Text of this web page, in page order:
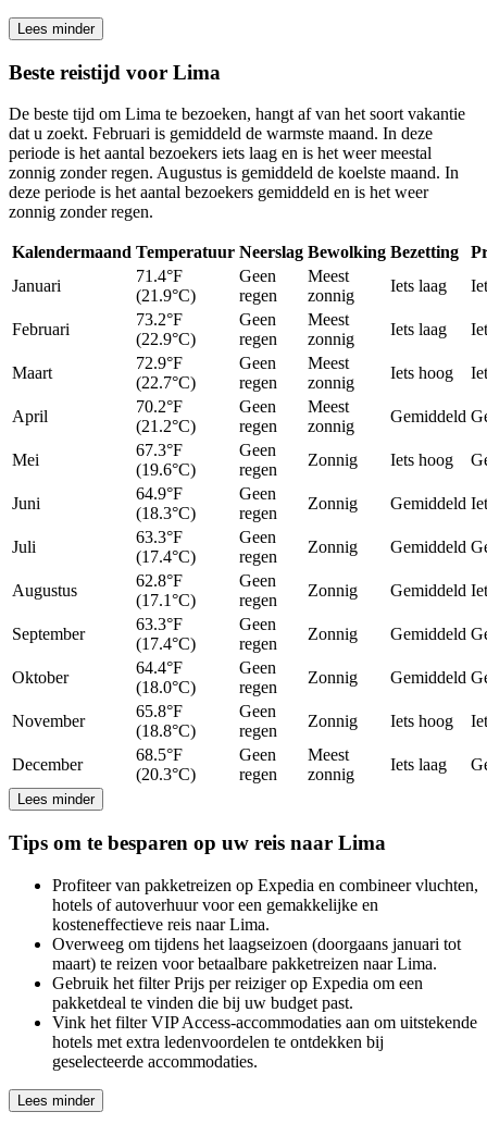
Lees minder
Beste reistijd voor Lima
De beste tijd om Lima te bezoeken, hangt af van het soort vakantie
dat u zoekt. Februari is gemiddeld de warmste maand. In deze
periode is het aantal bezoekers iets laag en is het weer meestal
zonnig zonder regen. Augustus is gemiddeld de koelste maand. In
deze periode is het aantal bezoekers gemiddeld en is het weer
zonnig zonder regen.
Kalendermaand Temperatuur Neerslag Bewolking Bezetting
Januari
71.4°F
(21.9°C)
Geen
regen
Meest
zonnig
Iets laag
Februari
73.2°F
(22.9°C)
Geen
regen
Meest
zonnig
Iets laag
Maart
72.9°F
(22.7°C)
Geen
regen
Meest
zonnig
Iets hoog
April
70.2°F
(21.2°C)
Geen
regen
Meest
zonnig
Gemiddeld
Mei
67.3°F
(19.6°C)
Geen
regen
Zonnig Iets hoog
Juni
64.9°F
(18.3°C)
Geen
regen
Zonnig Gemiddeld
Juli
63.3°F
(17.4°C)
Geen
regen
Zonnig Gemiddeld
Augustus
62.8°F
(17.1°C)
Geen
regen
Zonnig Gemiddeld
September
63.3°F
(17.4°C)
Geen
regen
Zonnig Gemiddeld
Oktober
64.4°F
(18.0°C)
Geen
regen
Zonnig Gemiddeld
November
65.8°F
(18.8°C)
Geen
regen
Zonnig Iets hoog
December
68.5°F
(20.3°C)
Geen
regen
Meest
zonnig
Iets laag
Lees minder
Tips om te besparen op uw reis naar Lima
Profiteer van pakketreizen op Expedia en combineer vluchten,
hotels of autoverhuur voor een gemakkelijke en
kosteneffectieve reis naar Lima.
Overweeg om tijdens het laagseizoen (doorgaans januari tot
maart) te reizen voor betaalbare pakketreizen naar Lima.
Gebruik het filter Prijs per reiziger op Expedia om een
pakketdeal te vinden die bij uw budget past.
Vink het filter VIP Access-accommodaties aan om uitstekende
hotels met extra ledenvoordelen te ontdekken bij
geselecteerde accommodaties.
Lees minder